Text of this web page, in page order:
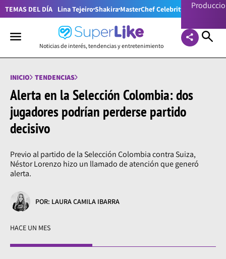
TEMAS DEL DÍA Lina TejeiroShakira MasterChef Celebrity Colombia
Noticias de interés, tendencias y entretenimiento
INICIO TENDENCIAS
Alerta en la Selección Colombia: dos
jugadores podrían perderse partido
decisivo
Previo al partido de la Selección Colombia contra Suiza,
Néstor Lorenzo hizo un llamado de atención que generó
alerta.
POR: LAURA CAMILA IBARRA
HACE UN MES